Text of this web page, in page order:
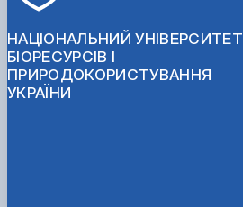
НАЦІОНАЛЬНИЙ УНІВЕРСИТЕТ
БІОРЕСУРСІВ І
ПРИРОДОКОРИСТУВАННЯ
УКРАЇНИ